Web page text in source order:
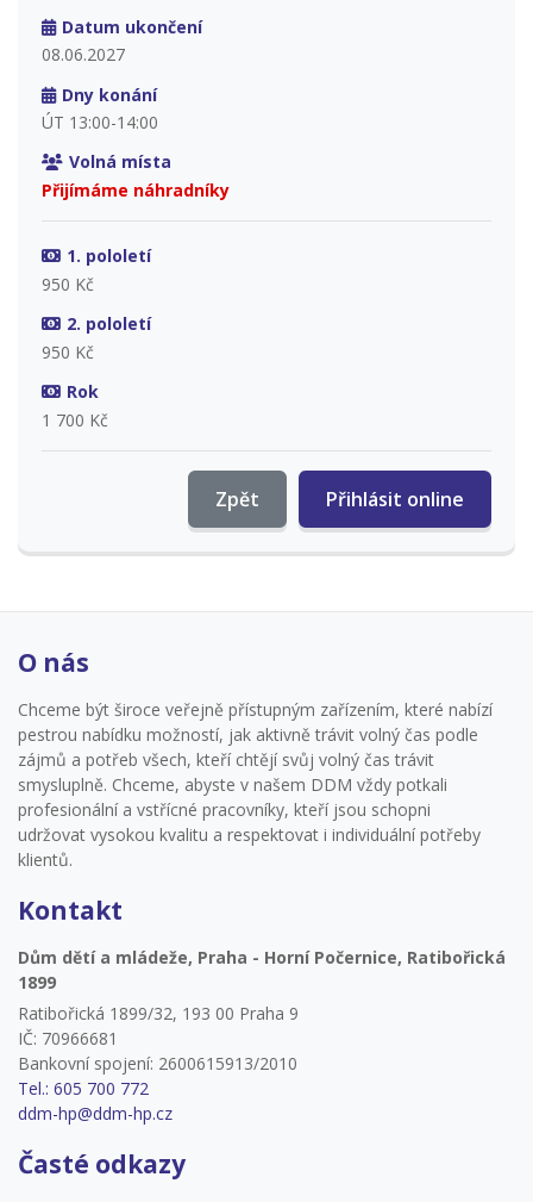
Datum ukončení
08.06.2027
Dny konání
ÚT 13:00-14:00
Volná místa
Přijímáme náhradníky
1. pololetí
950 Kč
2. pololetí
950 Kč
Rok
1 700 Kč
Přihlásit online
Zpět
O nás
Chceme být široce veřejně přístupným zařízením, které nabízí
pestrou nabídku možností, jak aktivně trávit volný čas podle
zájmů a potřeb všech, kteří chtějí svůj volný čas trávit
smysluplně. Chceme, abyste v našem DDM vždy potkali
profesionální a vstřícné pracovníky, kteří jsou schopni
udržovat vysokou kvalitu a respektovat i individuální potřeby
klientů.
Kontakt
Dům dětí a mládeže, Praha - Horní Počernice, Ratibořická
1899
Ratibořická 1899/32, 193 00 Praha 9
IČ: 70966681
Bankovní spojení: 2600615913/2010
Tel.: 605 700 772
ddm-hp@ddm-hp.cz
Časté odkazy